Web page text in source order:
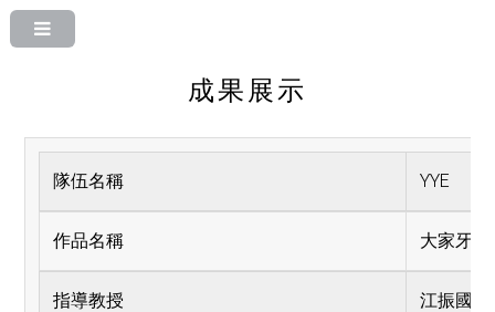
成果展示
隊伍名稱 YYE
作品名稱 大家牙起
指導教授 江振國